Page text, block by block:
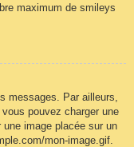
maximum de smileys
messages. Par ailleurs,
pouvez charger une
image placée sur un
mon-image.gif.